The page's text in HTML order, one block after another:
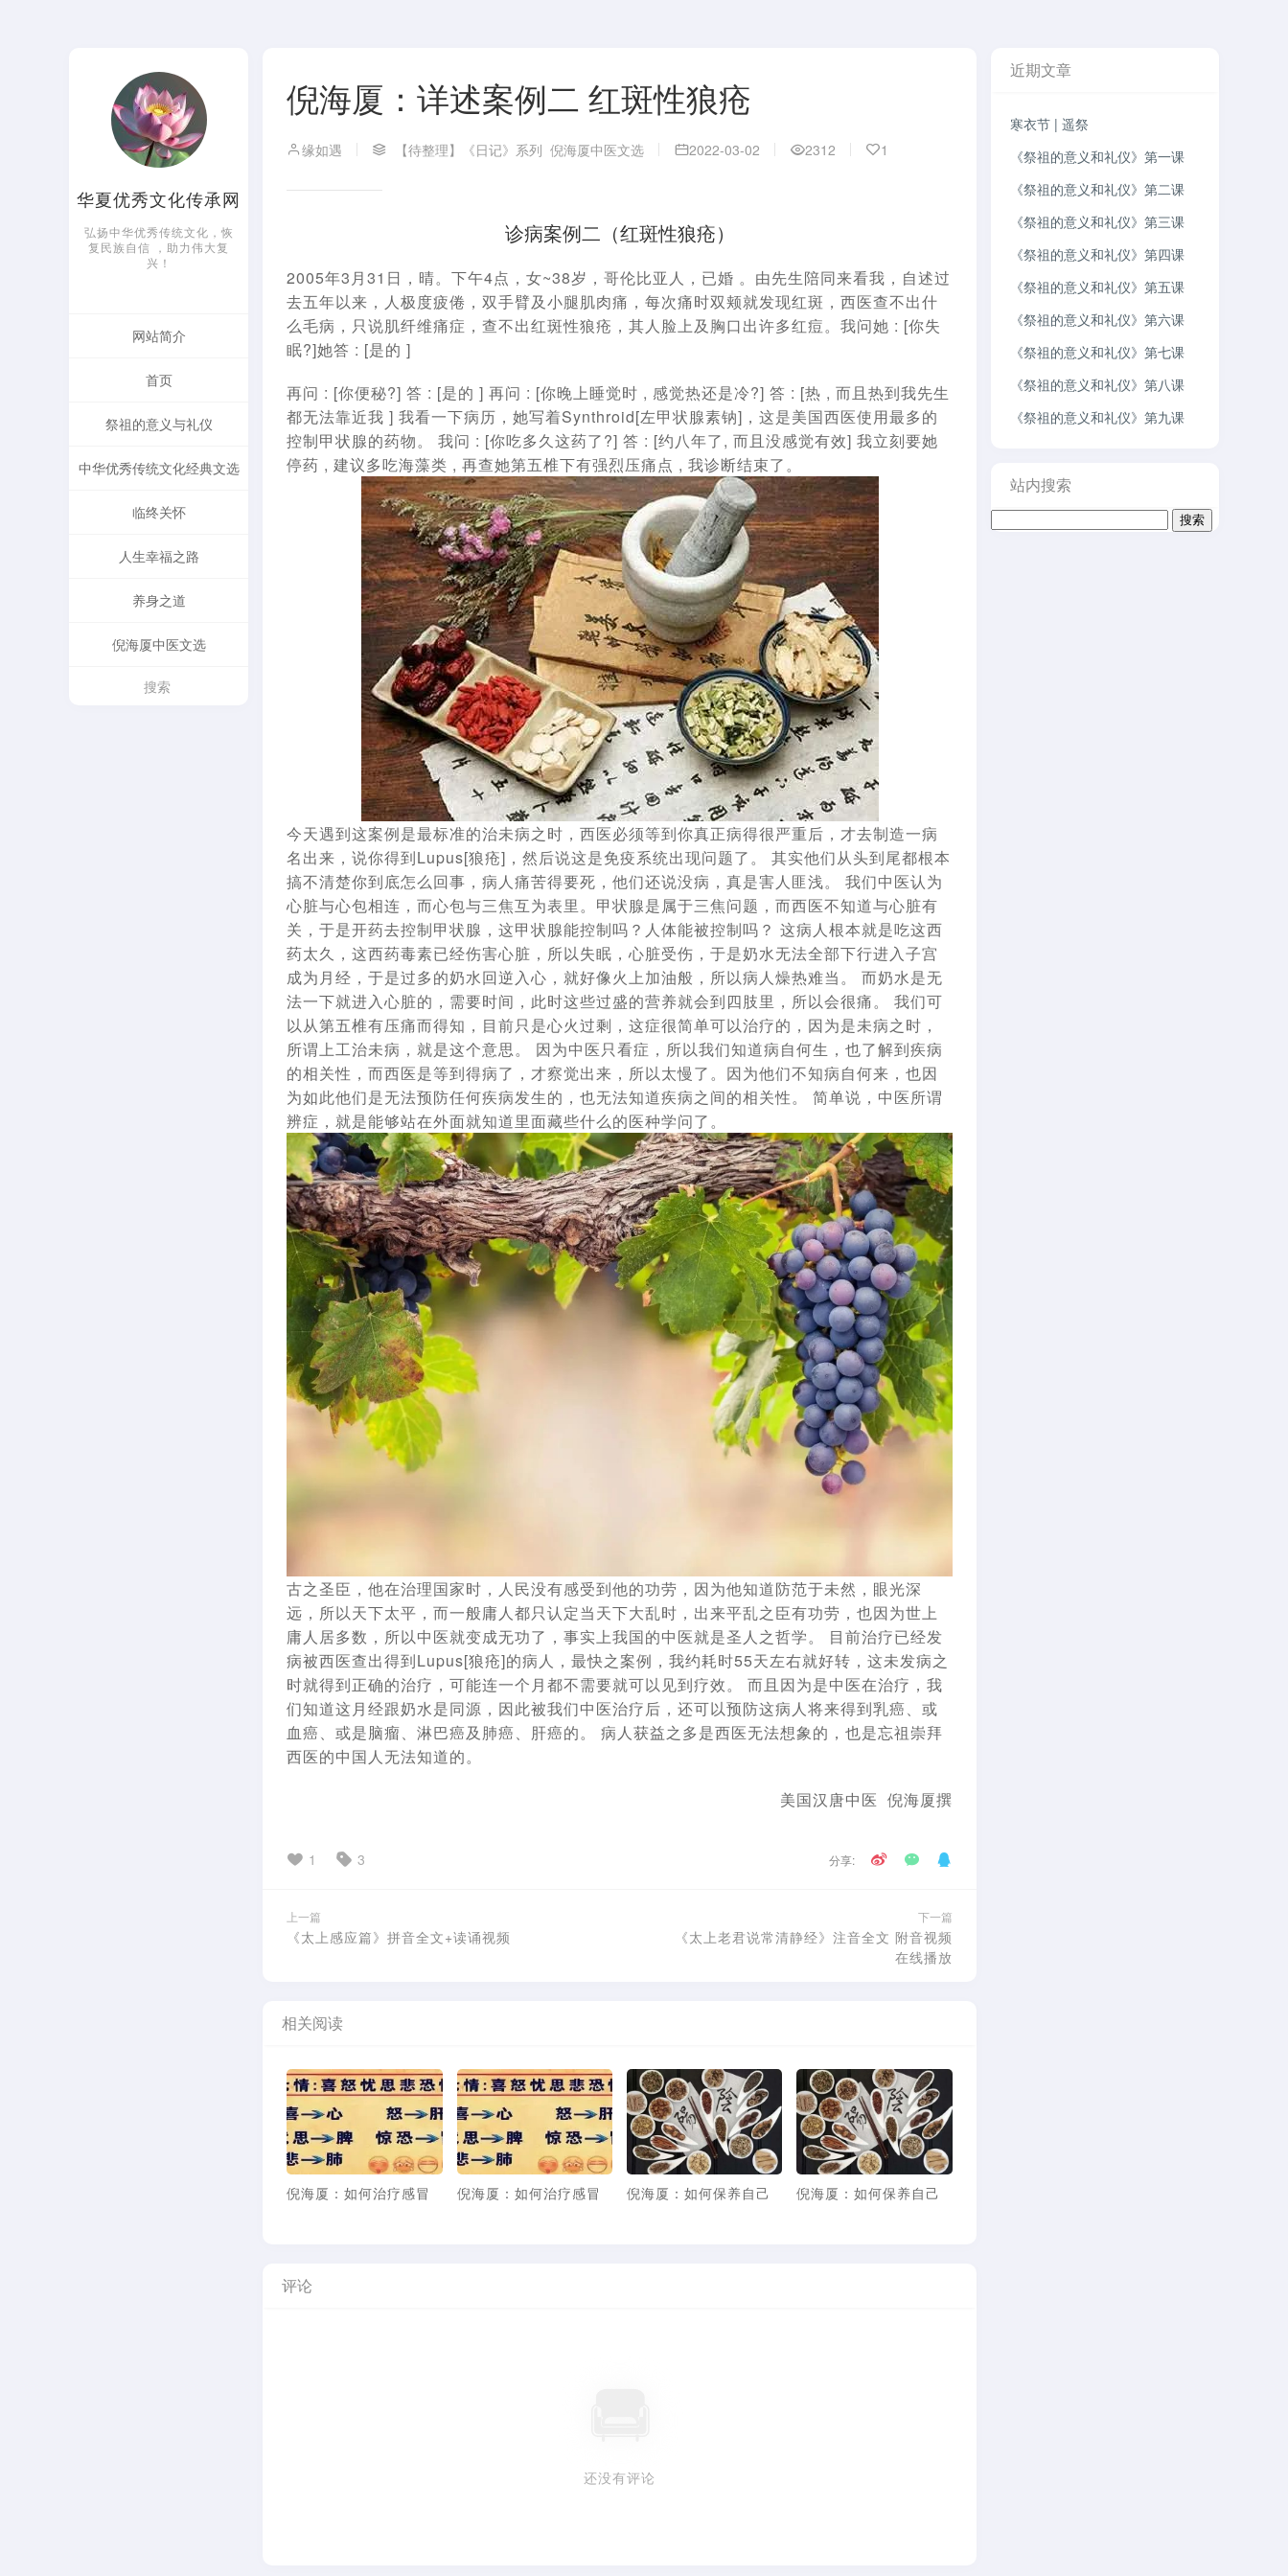
华夏优秀文化传承网
弘扬中华优秀传统文化，恢
复民族自信 ，助力伟大复
兴！
网站简介
首页
祭祖的意义与礼仪
中华优秀传统文化经典文选
临终关怀
人生幸福之路
养身之道
倪海厦中医文选
倪海厦：详述案例二 红斑性狼疮
缘如遇 【待整理】《日记》系列 倪海厦中医文选 2022-03-02 2312 1
诊病案例二（红斑性狼疮）
2005年3月31日，晴。下午4点，女~38岁，哥伦比亚人，已婚 。由先生陪同来看我，自述过
去五年以来，人极度疲倦，双手臂及小腿肌肉痛，每次痛时双颊就发现红斑，西医查不出什
么毛病，只说肌纤维痛症，查不出红斑性狼疮，其人脸上及胸口出许多红痘。我问她 : [你失
眠?]她答 : [是的 ]
再问 : [你便秘?] 答 : [是的 ] 再问 : [你晚上睡觉时 , 感觉热还是冷?] 答 : [热 , 而且热到我先生
都无法靠近我 ] 我看一下病历，她写着Synthroid[左甲状腺素钠]，这是美国西医使用最多的
控制甲状腺的药物。 我问 : [你吃多久这药了?] 答 : [约八年了, 而且没感觉有效] 我立刻要她
停药 , 建议多吃海藻类 , 再查她第五椎下有强烈压痛点 , 我诊断结束了。
今天遇到这案例是最标准的治未病之时，西医必须等到你真正病得很严重后，才去制造一病
名出来，说你得到Lupus[狼疮]，然后说这是免疫系统出现问题了。 其实他们从头到尾都根本
搞不清楚你到底怎么回事，病人痛苦得要死，他们还说没病，真是害人匪浅。 我们中医认为
心脏与心包相连，而心包与三焦互为表里。甲状腺是属于三焦问题，而西医不知道与心脏有
关，于是开药去控制甲状腺，这甲状腺能控制吗？人体能被控制吗？ 这病人根本就是吃这西
药太久，这西药毒素已经伤害心脏，所以失眠，心脏受伤，于是奶水无法全部下行进入子宫
成为月经，于是过多的奶水回逆入心，就好像火上加油般，所以病人燥热难当。 而奶水是无
法一下就进入心脏的，需要时间，此时这些过盛的营养就会到四肢里，所以会很痛。 我们可
以从第五椎有压痛而得知，目前只是心火过剩，这症很简单可以治疗的，因为是未病之时，
所谓上工治未病，就是这个意思。 因为中医只看症，所以我们知道病自何生，也了解到疾病
的相关性，而西医是等到得病了，才察觉出来，所以太慢了。因为他们不知病自何来，也因
为如此他们是无法预防任何疾病发生的，也无法知道疾病之间的相关性。简单说，中医所谓
辨症，就是能够站在外面就知道里面藏些什么的医种学问了。
古之圣臣，他在治理国家时，人民没有感受到他的功劳，因为他知道防范于未然，眼光深
远，所以天下太平，而一般庸人都只认定当天下大乱时，出来平乱之臣有功劳，也因为世上
庸人居多数，所以中医就变成无功了，事实上我国的中医就是圣人之哲学。 目前治疗已经发
病被西医查出得到Lupus[狼疮]的病人，最快之案例，我约耗时55天左右就好转，这未发病之
时就得到正确的治疗，可能连一个月都不需要就可以见到疗效。 而且因为是中医在治疗，我
们知道这月经跟奶水是同源，因此被我们中医治疗后，还可以预防这病人将来得到乳癌、或
血癌、或是脑瘤、淋巴癌及肺癌、肝癌的。 病人获益之多是西医无法想象的，也是忘祖崇拜
西医的中国人无法知道的。
美国汉唐中医 倪海厦撰
1 3 分享:
上一篇
《太上感应篇》拼音全文+读诵视频
下一篇
《太上老君说常清静经》注音全文 附音视频
在线播放
相关阅读
倪海厦：如何保养自己 倪海厦：如何保养自己
倪海厦：药罐子的中国
倪海厦：药罐子的中国
倪海厦：愚蠢又无知的
评论
还没有评论
近期文章
寒衣节 | 遥祭
《祭祖的意义和礼仪》第一课
《祭祖的意义和礼仪》第二课
《祭祖的意义和礼仪》第三课
《祭祖的意义和礼仪》第四课
《祭祖的意义和礼仪》第五课
《祭祖的意义和礼仪》第六课
《祭祖的意义和礼仪》第七课
《祭祖的意义和礼仪》第八课
《祭祖的意义和礼仪》第九课
站内搜索
搜